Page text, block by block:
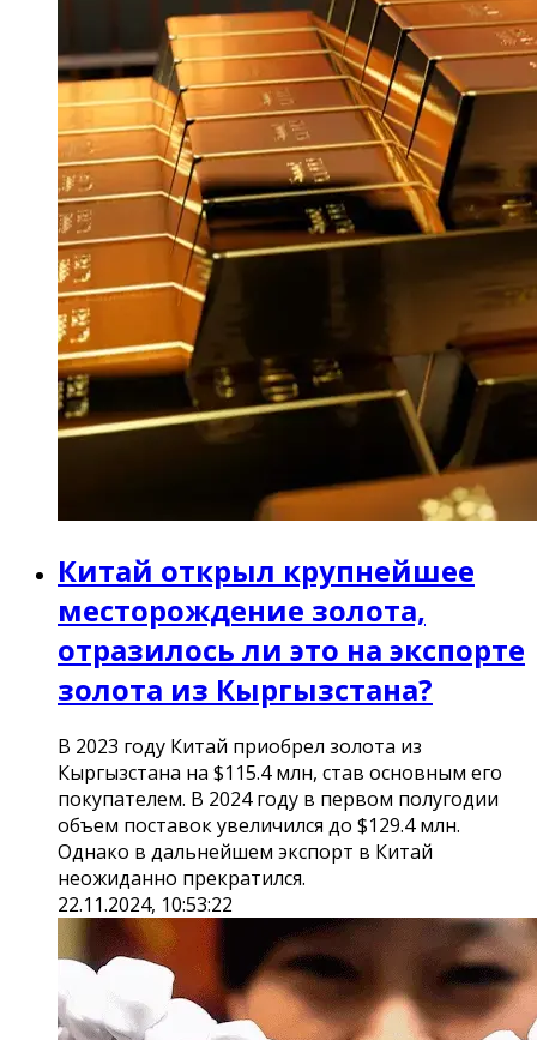
Китай открыл крупнейшее
месторождение золота,
отразилось ли это на экспорте
золота из Кыргызстана?
В 2023 году Китай приобрел золота из
Кыргызстана на $115.4 млн, став основным его
покупателем. В 2024 году в первом полугодии
объем поставок увеличился до $129.4 млн.
Однако в дальнейшем экспорт в Китай
неожиданно прекратился.
22.11.2024, 10:53:22